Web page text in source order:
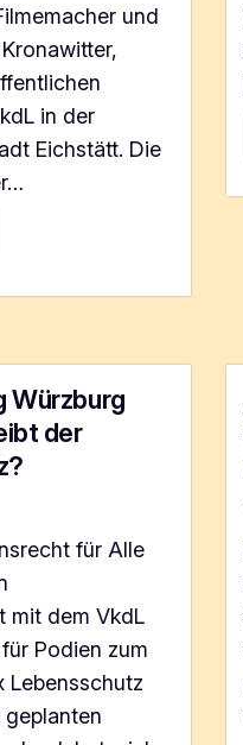
und
in der
Eichstätt. Die
Würzburg
der
für Alle
mit dem VkdL
Podien zum
Lebensschutz